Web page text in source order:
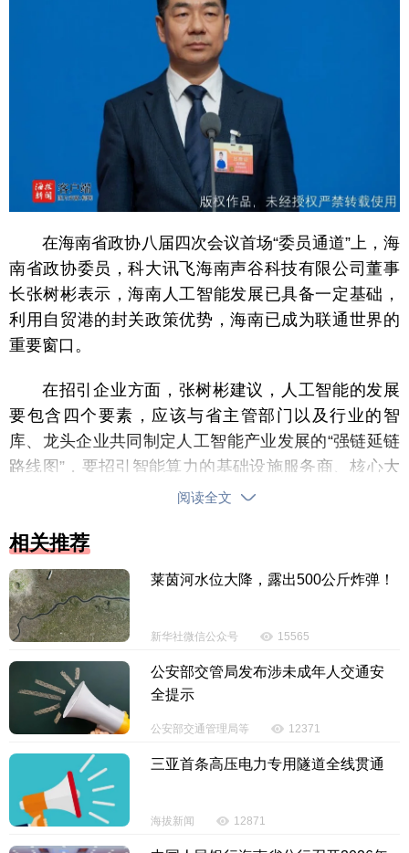
在海南省政协八届四次会议首场“委员通道”上，海
南省政协委员，科大讯飞海南声谷科技有限公司董事
长张树彬表示，海南人工智能发展已具备一定基础，
利用自贸港的封关政策优势，海南已成为联通世界的
重要窗口。
在招引企业方面，张树彬建议，人工智能的发展
要包含四个要素，应该与省主管部门以及行业的智
库、龙头企业共同制定人工智能产业发展的“强链延链
路线图”，要招引智能算力的基础设施服务商、核心大
模型算法以及平台的服务商、高数据质量的服务商，
能形成产业的协同和未来的发展。
在增强链主企业的黏性方面，张树彬建议，链主
企业首先要把战略方向、战略新兴业务单元以及总部
放在海南，要有表率与担当。科大讯飞在海南设立
了“一总部四中心”，涵盖了科大讯飞自贸港总部、研发
中心、国内国际业务的循环中心、资本中心和产业加
速中心，目前已落地面向深海的研究院、公司，以及
业，初步形成了以链主招商，并且形成生态聚集的初
步示范。“作为人工智能的链主企业必须把自己核心的
算法平台、技术平台、开放框架等开放出来赋能中小
企业，以及生态企业使用。过去生态企业使用我们的
阅读全文
相关推荐
莱茵河水位大降，露出500公斤炸弹！
新华社微信公众号 15565
公安部交管局发布涉未成年人交通安
全提示
公安部交通管理局等 12371
三亚首条高压电力专用隧道全线贯通
海拔新闻 12871